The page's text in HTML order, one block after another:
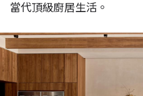
當代頂級廚居生活。